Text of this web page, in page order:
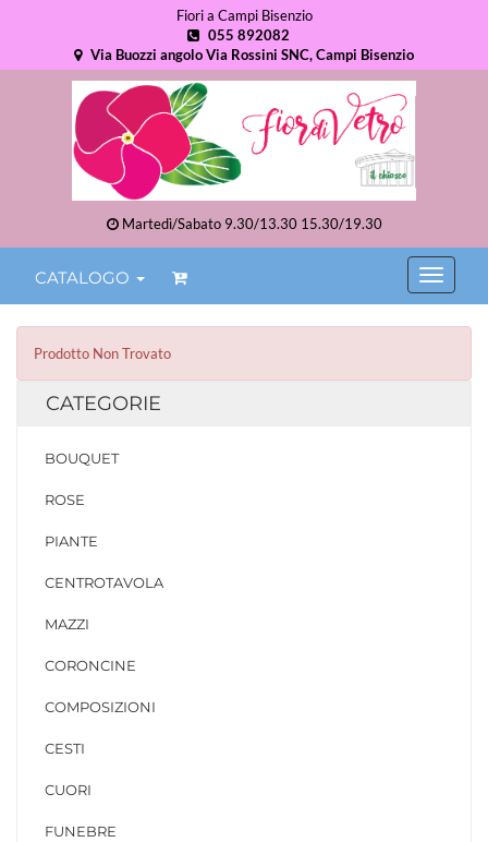
Fiori a Campi Bisenzio
055 892082
Via Buozzi angolo Via Rossini SNC, Campi Bisenzio
Martedì/Sabato 9.30/13.30 15.30/19.30
CATALOGO
Prodotto Non Trovato
CATEGORIE
BOUQUET
ROSE
PIANTE
CENTROTAVOLA
MAZZI
CORONCINE
COMPOSIZIONI
CESTI
CUORI
FUNEBRE